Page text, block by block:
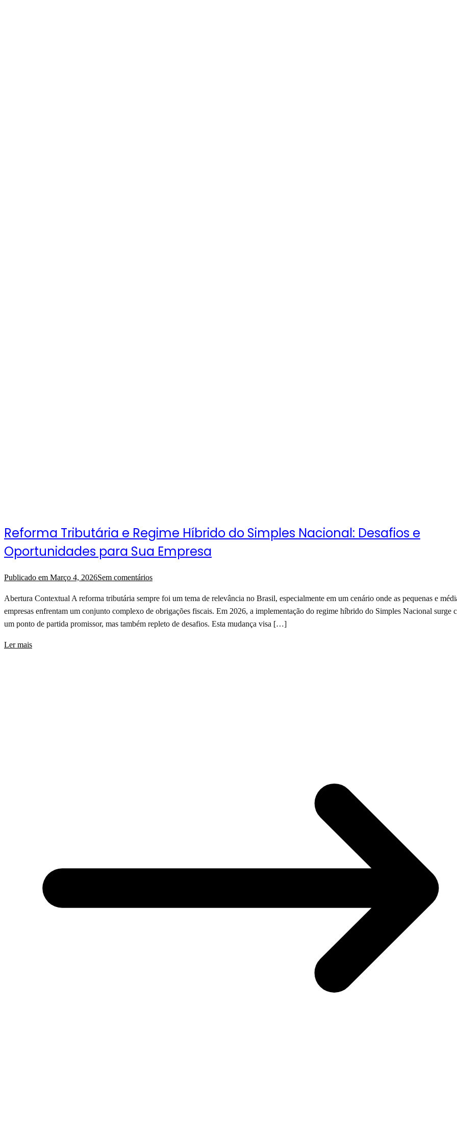
Reforma Tributária e Regime Híbrido do Simples Nacional: Desafios e
Oportunidades para Sua Empresa
Publicado em Março 4, 2026Sem comentários
Abertura Contextual A reforma tributária sempre foi um tema de relevância no Brasil, especialmente em um cenário onde as pequenas e
empresas enfrentam um conjunto complexo de obrigações fiscais. Em 2026, a implementação do regime híbrido do Simples Nacional surge
um ponto de partida promissor, mas também repleto de desafios. Esta mudança visa […]
Ler mais